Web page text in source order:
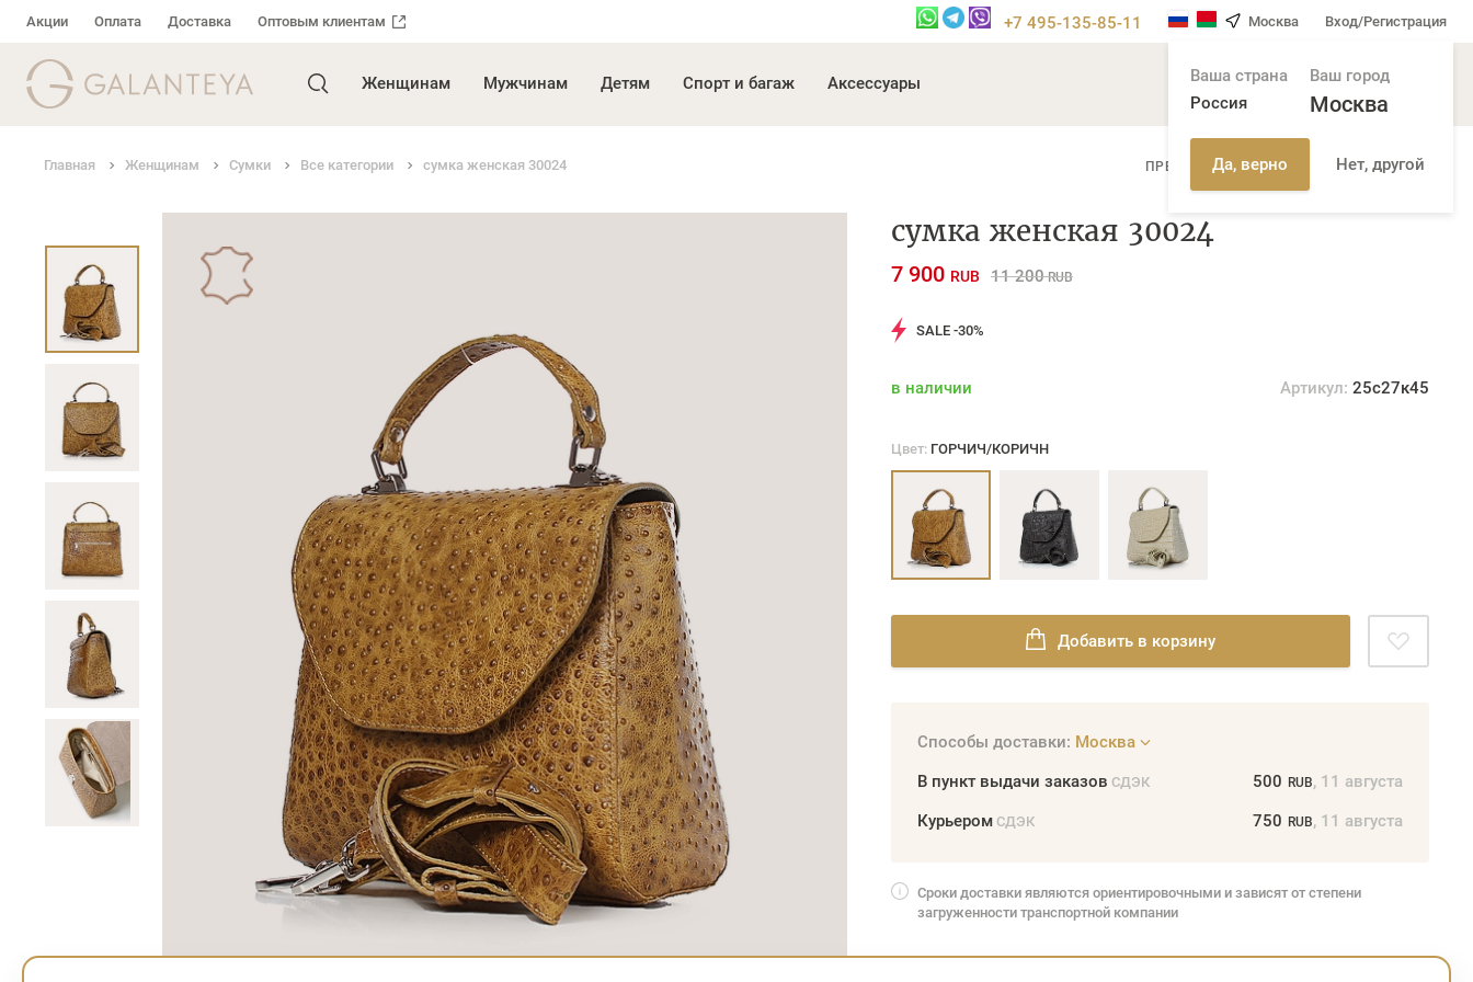
Акции Оплата Доставка Оптовым клиентам +7 495-135-85-11 Москва
Ваша страна
Россия
Ваш город
Москва
Да, верно Нет, другой
Вход/Регистрация
Женщинам Мужчинам Детям Спорт и багаж Аксессуары
Главная Женщинам Сумки Все категории сумка женская 30024 ПРЕДЫДУЩАЯ СТР СЛЕДУЮЩАЯ СТР
сумка женская 30024
7 900 RUB 11 200 RUB
SALE -30%
в наличии Артикул: 25с27к45
Цвет: ГОРЧИЧ/КОРИЧН
Добавить в корзину
Способы доставки: Москва
В пункт выдачи заказов СДЭК 500 RUB, 11 августа
Курьером СДЭК 750 RUB, 11 августа
Сроки доставки являются ориентировочными и зависят от степени
загруженности транспортной компании